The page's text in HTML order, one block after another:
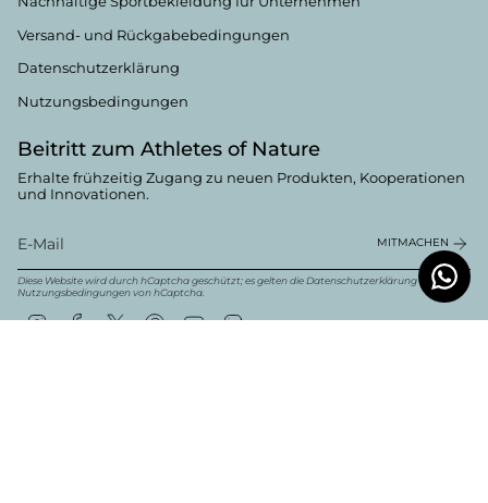
Versand- und Rückgabebedingungen
Datenschutzerklärung
Nutzungsbedingungen
Beitritt zum Athletes of Nature
Erhalte frühzeitig Zugang zu neuen Produkten, Kooperationen
und Innovationen.
MITMACHEN
Diese Website wird durch hCaptcha geschützt; es gelten dieDatenschutzerklärungunddie
Nutzungsbedingungen vonhCaptcha.
InstagramFacebook
TwitterPinterestYouTubeLinkedin